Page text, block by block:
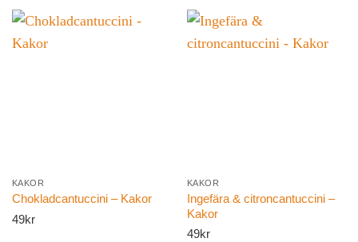
KAKOR
Chokladcantuccini – Kakor
49kr
KAKOR
Ingefära & citroncantuccini –
Kakor
49kr